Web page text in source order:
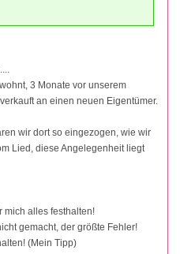
3 Monate vor unserem
an einen neuen Eigentümer.
wir dort so eingezogen, wie wir
Lied, diese Angelegenheit liegt
mich alles festhalten!
gemacht, der größte Fehler!
(Mein Tipp)